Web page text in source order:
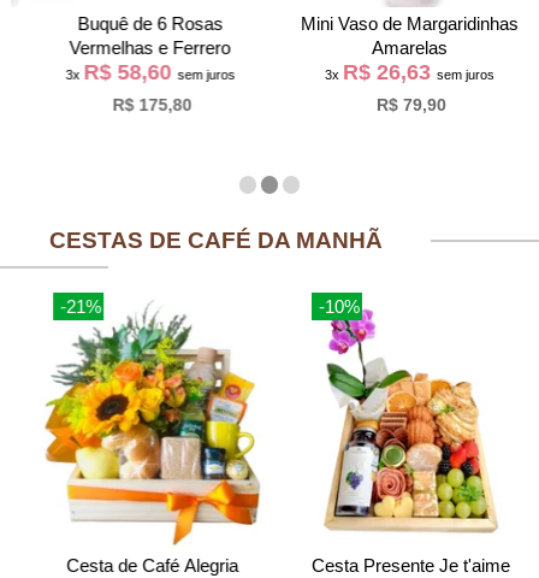
Buquê de 6 Rosas
Vermelhas e Ferrero
3xR$ 58,60sem juros
R$ 175,80
Mini Vaso de Margaridinhas
Amarelas
3xR$ 26,63sem juros
R$ 79,90
CESTAS DE CAFÉ DA MANHÃ
-21%
Cesta de Café Alegria
-10%
Cesta Presente Je t'aime